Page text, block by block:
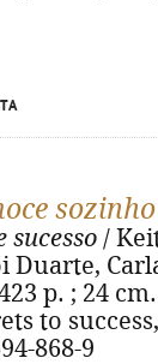
sozinho
sucesso /
Duarte,
p. ; 24
to
868-9